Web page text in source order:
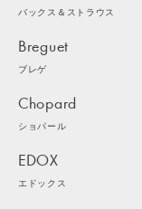
バックス＆ストラウス
Breguet
ブレゲ
Chopard
ショパール
EDOX
エドックス